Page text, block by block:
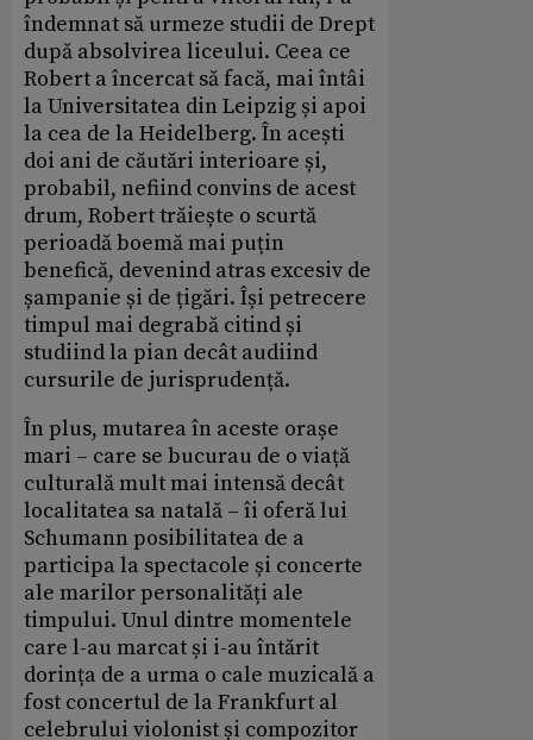
îndemnat să urmeze studii de Drept
după absolvirea liceului. Ceea ce
Robert a încercat să facă, mai întâi
la Universitatea din Leipzig și apoi
la cea de la Heidelberg. În acești
doi ani de căutări interioare și,
probabil, nefiind convins de acest
drum, Robert trăiește o scurtă
perioadă boemă mai puțin
benefică, devenind atras excesiv de
șampanie și de țigări. Își petrecere
timpul mai degrabă citind și
studiind la pian decât audiind
cursurile de jurisprudență.
În plus, mutarea în aceste orașe
mari – care se bucurau de o viață
culturală mult mai intensă decât
localitatea sa natală – îi oferă lui
Schumann posibilitatea de a
participa la spectacole și concerte
ale marilor personalități ale
timpului. Unul dintre momentele
care l-au marcat și i-au întărit
dorința de a urma o cale muzicală a
fost concertul de la Frankfurt al
celebrului violonist și compozitor